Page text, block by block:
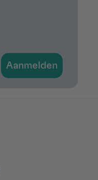
Aanmelden